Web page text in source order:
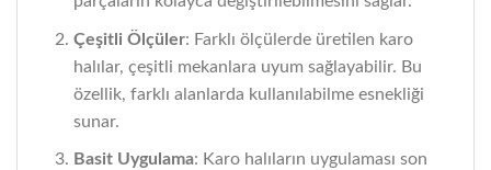
Çeşitli Ölçüler: Farklı ölçülerde üretilen karo
halılar, çeşitli mekanlara uyum sağlayabilir. Bu
özellik, farklı alanlarda kullanılabilme esnekliği
sunar.
Basit Uygulama: Karo halıların uygulaması son